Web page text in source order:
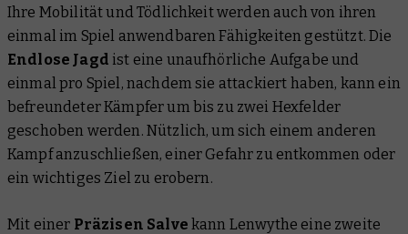
Ihre Mobilität und Tödlichkeit werden auch von ihren
einmal im Spiel anwendbaren Fähigkeiten gestützt. Die
Endlose Jagd ist eine unaufhörliche Aufgabe und
einmal pro Spiel, nachdem sie attackiert haben, kann ein
befreundeter Kämpfer um bis zu zwei Hexfelder
geschoben werden. Nützlich, um sich einem anderen
Kampf anzuschließen, einer Gefahr zu entkommen oder
ein wichtiges Ziel zu erobern.
Mit einer Präzisen Salve kann Lenwythe eine zweite